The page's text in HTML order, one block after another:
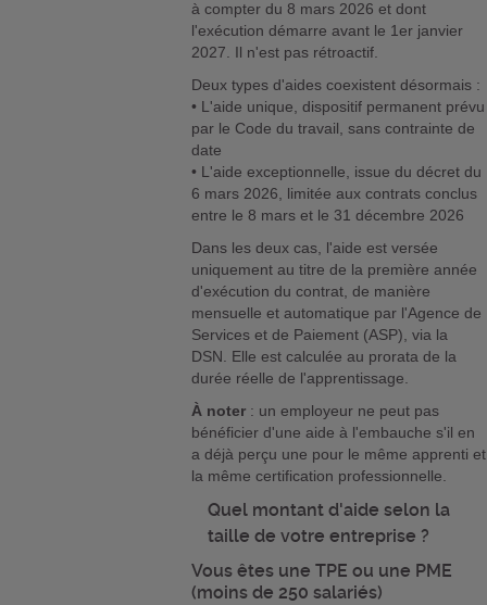
à compter du 8 mars 2026 et dont
l'exécution démarre avant le 1er janvier
2027. Il n'est pas rétroactif.
Deux types d'aides coexistent désormais :
• L'aide unique, dispositif permanent prévu
par le Code du travail, sans contrainte de
date
• L'aide exceptionnelle, issue du décret du
6 mars 2026, limitée aux contrats conclus
entre le 8 mars et le 31 décembre 2026
Dans les deux cas, l'aide est versée
uniquement au titre de la première année
d'exécution du contrat, de manière
mensuelle et automatique par l'Agence de
Services et de Paiement (ASP), via la
DSN. Elle est calculée au prorata de la
durée réelle de l'apprentissage.
À noter : un employeur ne peut pas
bénéficier d'une aide à l'embauche s'il en
a déjà perçu une pour le même apprenti et
la même certification professionnelle.
Quel montant d'aide selon la
taille de votre entreprise ?
Vous êtes une TPE ou une PME
(moins de 250 salariés)